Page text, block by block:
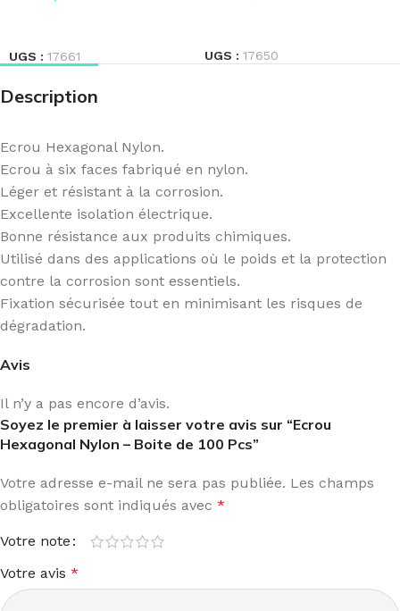
UGS : 17661 UGS : 17650
Description
Ecrou Hexagonal Nylon.
Ecrou à six faces fabriqué en nylon.
Léger et résistant à la corrosion.
Excellente isolation électrique.
Bonne résistance aux produits chimiques.
Utilisé dans des applications où le poids et la protection
contre la corrosion sont essentiels.
Fixation sécurisée tout en minimisant les risques de
dégradation.
Avis
Il n’y a pas encore d’avis.
Soyez le premier à laisser votre avis sur “Ecrou
Hexagonal Nylon – Boite de 100 Pcs”
Votre adresse e-mail ne sera pas publiée. Les champs
obligatoires sont indiqués avec *
Votre note
Votre avis *